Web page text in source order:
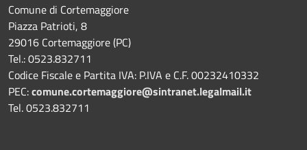
Comune di Cortemaggiore
Piazza Patrioti, 8
29016 Cortemaggiore (PC)
Tel.: 0523.832711
Codice Fiscale e Partita IVA: P.IVA e C.F. 00232410332
PEC:comune.cortemaggiore@sintranet.legalmail.it
Tel. 0523.832711